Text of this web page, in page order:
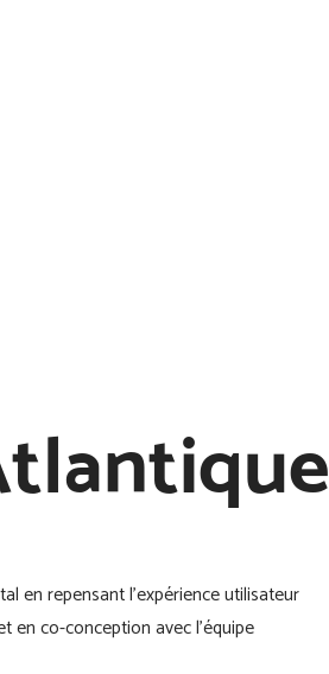
en repensant l’expérience utilisateur
en co-conception avec l’équipe